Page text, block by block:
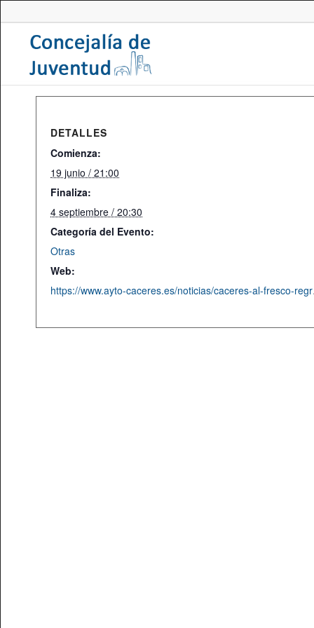
DETALLES
Comienza:
19 junio / 21:00
Finaliza:
4 septiembre / 20:30
Categoría del Evento:
Otras
Web:
https://